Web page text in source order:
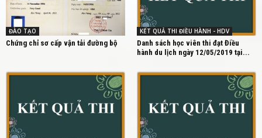
ĐÀO TẠO
Chứng chỉ sơ cấp vận tải đường bộ
KẾT QUẢ THI ĐIỀU HÀNH - HDV
Danh sách học viên thi đạt Điều
hành du lịch ngày 12/05/2019 tại...